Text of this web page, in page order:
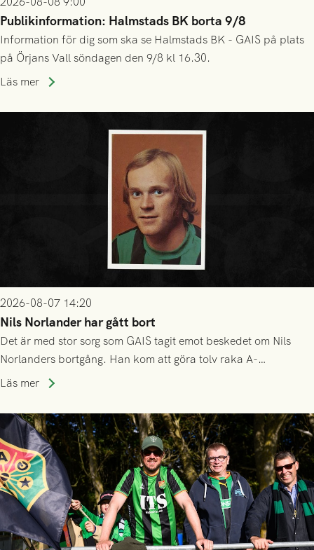
Publikinformation: Halmstads BK borta 9/8
Information för dig som ska se Halmstads BK - GAIS på plats
på Örjans Vall söndagen den 9/8 kl 16.30.
Läs mer
2026-08-07 14:20
Nils Norlander har gått bort
Det är med stor sorg som GAIS tagit emot beskedet om Nils
Norlanders bortgång. Han kom att göra tolv raka A-
lagssäsonger i Grönsvart och är en av få spelare som i GAIS
Läs mer